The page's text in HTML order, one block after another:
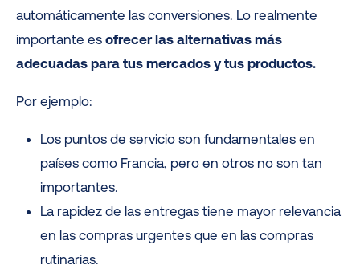
automáticamente las conversiones. Lo realmente
importante es ofrecer las alternativas más
adecuadas para tus mercados y tus productos.
Por ejemplo:
Los puntos de servicio son fundamentales en
países como Francia, pero en otros no son tan
importantes.
La rapidez de las entregas tiene mayor relevancia
en las compras urgentes que en las compras
rutinarias.